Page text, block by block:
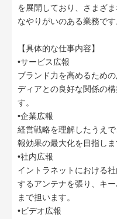
を展開しており、さまざ
なやりがいのある業務です
【具体的な仕事内容】
•サービス広報
ブランド力を高めるため
ディアとの良好な関係の
す。
•企業広報
経営戦略を理解したうえ
報効果の最大化を目指しま
•社内広報
イントラネットにおける
するアンテナを張り、キ
まで担います。
•ビデオ広報